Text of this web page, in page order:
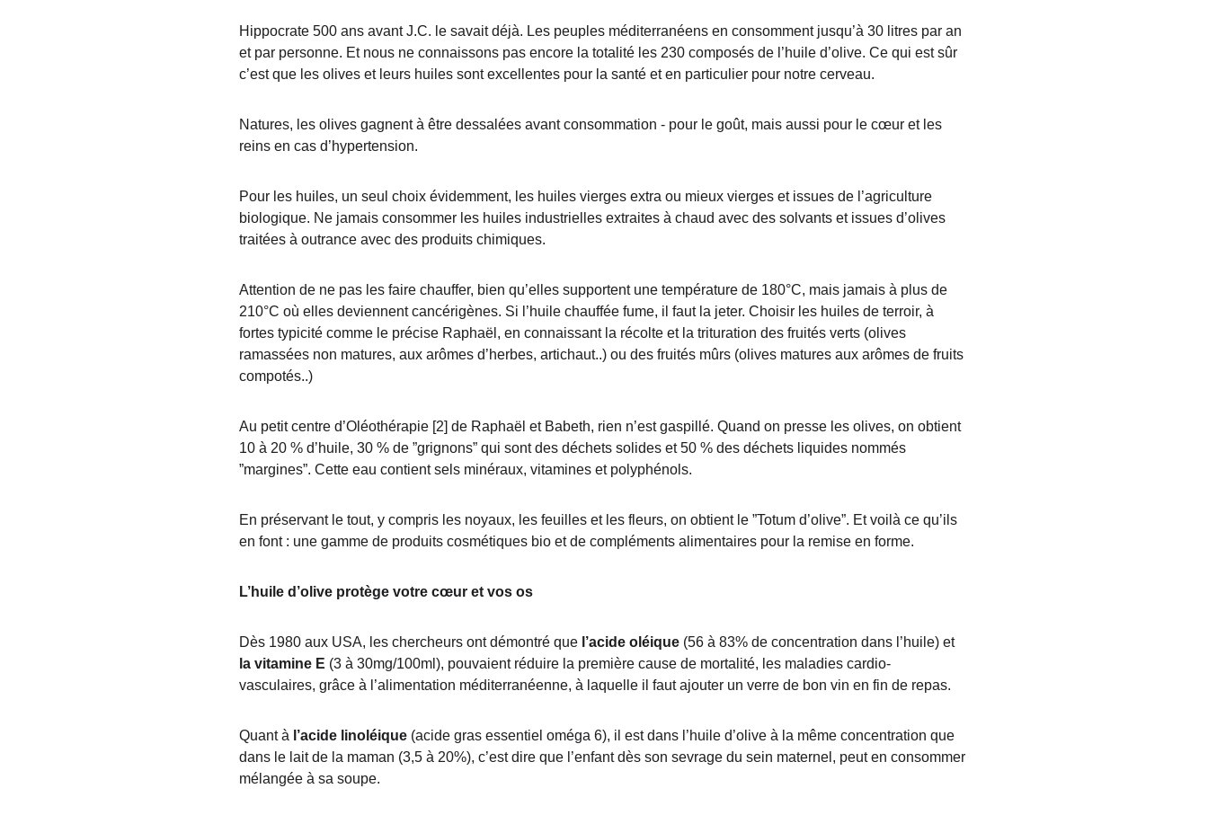
Hippocrate 500 ans avant J.C. le savait déjà. Les peuples méditerranéens en consomment jusqu’à 30 litres par an
et par personne. Et nous ne connaissons pas encore la totalité les 230 composés de l’huile d’olive. Ce qui est sûr
c’est que les olives et leurs huiles sont excellentes pour la santé et en particulier pour notre cerveau.
Natures, les olives gagnent à être dessalées avant consommation - pour le goût, mais aussi pour le cœur et les
reins en cas d’hypertension.
Pour les huiles, un seul choix évidemment, les huiles vierges extra ou mieux vierges et issues de l’agriculture
biologique. Ne jamais consommer les huiles industrielles extraites à chaud avec des solvants et issues d’olives
traitées à outrance avec des produits chimiques.
Attention de ne pas les faire chauffer, bien qu’elles supportent une température de 180°C, mais jamais à plus de
210°C où elles deviennent cancérigènes. Si l’huile chauffée fume, il faut la jeter. Choisir les huiles de terroir, à
fortes typicité comme le précise Raphaël, en connaissant la récolte et la trituration des fruités verts (olives
ramassées non matures, aux arômes d’herbes, artichaut..) ou des fruités mûrs (olives matures aux arômes de fruits
compotés..)
Au petit centre d’Oléothérapie [2] de Raphaël et Babeth, rien n’est gaspillé. Quand on presse les olives, on obtient
10 à 20 % d’huile, 30 % de ”grignons” qui sont des déchets solides et 50 % des déchets liquides nommés
”margines”. Cette eau contient sels minéraux, vitamines et polyphénols.
En préservant le tout, y compris les noyaux, les feuilles et les fleurs, on obtient le ”Totum d’olive”. Et voilà ce qu’ils
en font : une gamme de produits cosmétiques bio et de compléments alimentaires pour la remise en forme.
L’huile d’olive protège votre cœur et vos os
Dès 1980 aux USA, les chercheurs ont démontré que l’acide oléique (56 à 83% de concentration dans l’huile) et
la vitamine E (3 à 30mg/100ml), pouvaient réduire la première cause de mortalité, les maladies cardio-
vasculaires, grâce à l’alimentation méditerranéenne, à laquelle il faut ajouter un verre de bon vin en fin de repas.
Quant à l’acide linoléique (acide gras essentiel oméga 6), il est dans l’huile d’olive à la même concentration que
dans le lait de la maman (3,5 à 20%), c’est dire que l’enfant dès son sevrage du sein maternel, peut en consommer
mélangée à sa soupe.